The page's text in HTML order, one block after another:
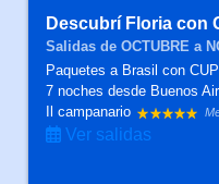
Descubrí Floria con
Salidas de OCTUBRE a
Paquetes a Brasil con
7 nochesdesde Buenos
Il campanario
Ver salidas